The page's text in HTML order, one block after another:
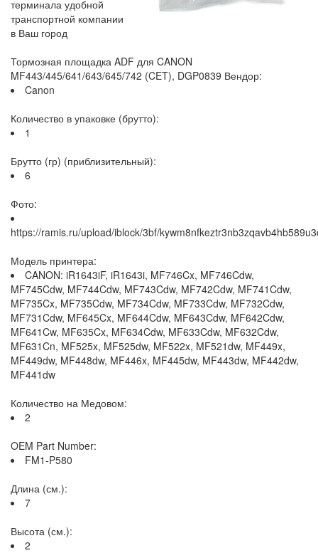
терминала удобной
транспортной компании
в Ваш город
Тормозная площадка ADF для CANON
MF443/445/641/643/645/742 (CET), DGP0839 Вендор:
Canon
Количество в упаковке (брутто):
1
Брутто (гр) (приблизительный):
6
Фото:
https://ramis.ru/upload/iblock/3bf/
Модель принтера:
CANON: iR1643iF, iR1643i, MF746Cx, MF746Cdw,
MF745Cdw, MF744Cdw, MF743Cdw, MF742Cdw, MF741Cdw,
MF735Cx, MF735Cdw, MF734Cdw, MF733Cdw, MF732Cdw,
MF731Cdw, MF645Cx, MF644Cdw, MF643Cdw, MF642Cdw,
MF641Cw, MF635Cx, MF634Cdw, MF633Cdw, MF632Cdw,
MF631Cn, MF525x, MF525dw, MF522x, MF521dw, MF449x,
MF449dw, MF448dw, MF446x, MF445dw, MF443dw, MF442dw,
MF441dw
Количество на Медовом:
2
OEM Part Number:
FM1-P580
Длина (см.):
7
Высота (см.):
2